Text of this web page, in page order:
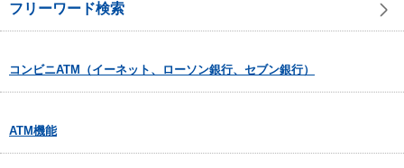
フリーワード検索
コンビニATM（イーネット、ローソン銀行、セブン銀行）
ATM機能